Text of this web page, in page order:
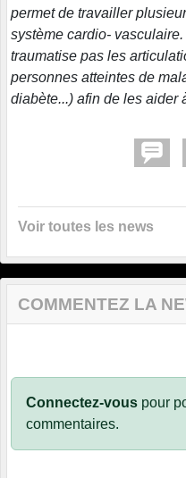
permet de travailler
système cardio-
traumatise pas les
personnes atteintes de
diabète...) afin de les aider
Voir toutes les news
COMMENTEZ LA
Connectez-vous pour
commentaires.